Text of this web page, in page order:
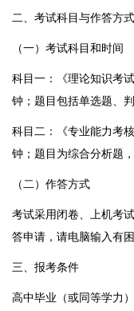
二、考试科目与作答方式
（一）考试科目和时间
科目一：《理论知识考
钟；题目包括单选题、
科目二：《专业能力考
钟；题目为综合分析题
（二）作答方式
考试采用闭卷、上机考
答申请，请电脑输入有
三、报考条件
高中毕业（或同等学力